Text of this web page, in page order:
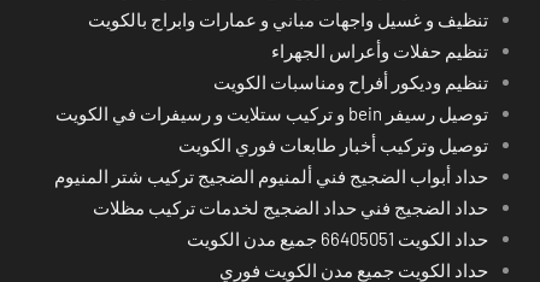
تنظيف و غسيل واجهات مباني و عمارات وابراج بالكويت
تنظيم حفلات وأعراس الجهراء
تنظيم وديكور أفراح ومناسبات الكويت
توصيل رسيفر bein و تركيب ستلايت و رسيفرات في الكويت
توصيل وتركيب أخبار طابعات فوري الكويت
حداد أبواب الضجيج فني ألمنيوم الضجيج تركيب شتر المنيوم
حداد الضجيج فني حداد الضجيج لخدمات تركيب مظلات
حداد الكويت 66405051 جميع مدن الكويت
حداد الكويت جميع مدن الكويت فوري